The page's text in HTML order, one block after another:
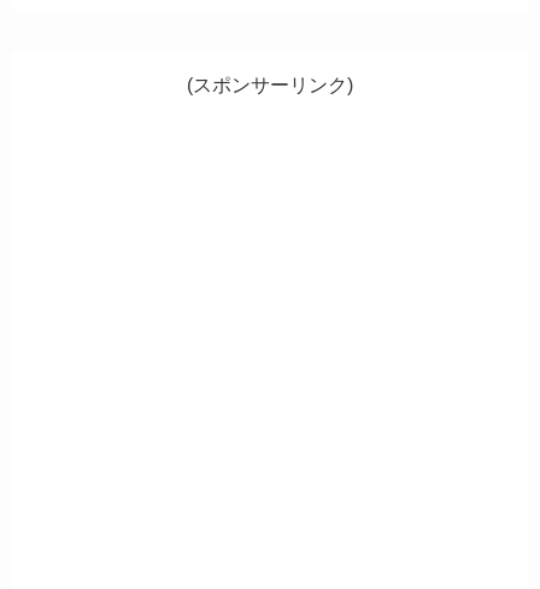
(スポンサーリンク)